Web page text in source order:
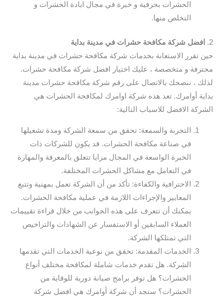
الحشرات بحرفية و خبرة في مجال ابادة الحشرات و
التخلص منها.
2.
افضل شركة مكافحة حشرات في مدينة بداية
حين تقرر الاستعانة بخدمات شركة مكافحة حشرات في مدينة بداية
محترفة و متخصصة ، عليك اختيار افضل شركة مكافحة حشرات.
لذلك ، ننصحك بالاتصال على رقم شركة مكافحة حشرات مدينة
بداية أوامرك. تعد هذه شركة اوامرك لمكافحة الحشرات هي
الشركة الافضل للاسباب التالية:
التجربة والسمعة: تحقق من سمعة الشركة ومدة تشغيلها
في صناعة مكافحة الحشرات. قد يكون للشركات ذات
الخبرة الواسعة في المجال مزايا تتعلق بالمعرفة والمهارة
في التعامل مع مشاكل الحشرات المختلفة.
الاحترافية والكفاءة: تأكد من أن الشركة تعمل بمهنية وتتبع
المعايير والإجراءات اللازمة في عملية مكافحة الحشرات.
يمكنك أن تتعرف على هذه الجوانب من خلال قراءة تقييمات
العملاء السابقين أو الاستفسار عن الشهادات والتراخيص
التي تمتلكها الشركة.
الخدمات المقدمة: تحقق من نوعية الخدمات التي تقدمها
الشركة. هل تقدم خدمات شاملة لمكافحة مختلف أنواع
الحشرات؟ هل توفر برامج صيانة دورية للوقاية من
الحشرات؟ ستجد أن شركة أوامرك هي افضل شركة